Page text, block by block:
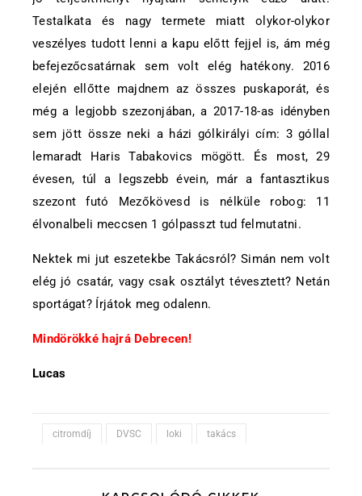
Testalkata és nagy termete miatt olykor-olykor
veszélyes tudott lenni a kapu előtt fejjel is, ám még
befejezőcsatárnak sem volt elég hatékony. 2016
elején ellőtte majdnem az összes puskaporát, és
még a legjobb szezonjában, a 2017-18-as idényben
sem jött össze neki a házi gólkirályi cím: 3 góllal
lemaradt Haris Tabakovics mögött. És most, 29
évesen, túl a legszebb évein, már a fantasztikus
szezont futó Mezőkövesd is nélküle robog: 11
élvonalbeli meccsen 1 gólpasszt tud felmutatni.
Nektek mi jut eszetekbe Takácsról? Simán nem volt
elég jó csatár, vagy csak osztályt tévesztett? Netán
sportágat? Írjátok meg odalenn.
Mindörökké hajrá Debrecen!
Lucas
citromdíj DVSC loki takács